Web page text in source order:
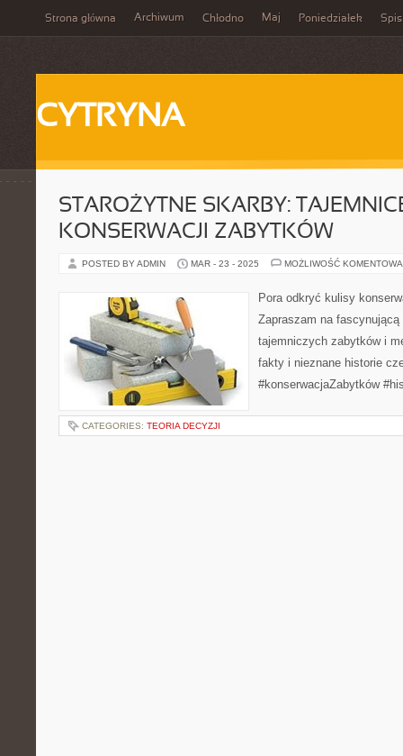
Strona główna Archiwum Chłodno Maj Poniedziałek Spis
CYTRYNA
STAROŻYTNE SKARBY:
KONSERWACJI ZABYTKÓW
POSTED BY ADMIN MAR - 23 - 2025 MOŻLIWOŚĆ
Pora odkryć kulisy
Zapraszam na fascynującą
tajemniczych zabytków i
fakty i nieznane historie
#konserwacjaZabytków
CATEGORIES: TEORIA DECYZJI